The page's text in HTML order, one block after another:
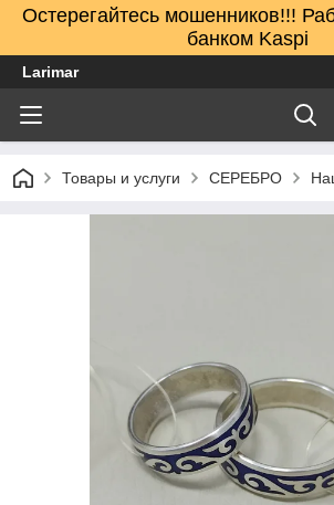
Остерегайтесь мошенников!!!
банком Kaspi
Larimar
Товары и услуги СЕРЕБРО